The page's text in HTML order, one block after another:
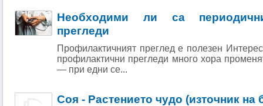
Необходими ли са
прегледи
Профилактичният преглед е полезен
профилактични прегледи много хора
— при едни се...
Соя - Растението чудо (източник на